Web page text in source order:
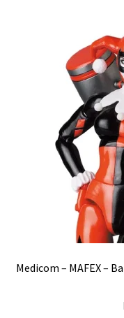
Medicom – MAFEX –